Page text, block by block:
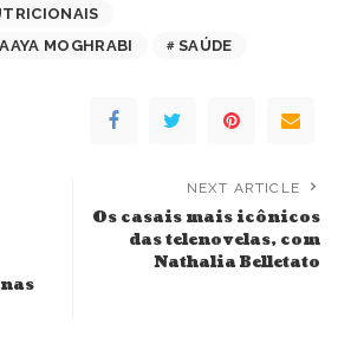
MOGHRABI
SAÚDE
NEXT ARTICLE
Os casais mais icônicos
das telenovelas, com
Nathalia Belletato